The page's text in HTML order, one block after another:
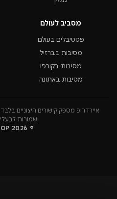
מסביב לעולם
פסטיבלים בעולם
מסיבות בברזיל
מסיבות בקורפו
מסיבות באתונה
איירדרופ מספק קישורים חיצוניים
שמורות לבעלי
© 2026 AIRDROP